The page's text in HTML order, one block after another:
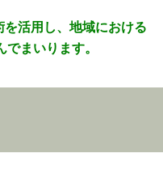
活用し、地域における
まいります。